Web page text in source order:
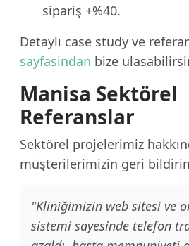
sipariş +%40.
Detaylı case study ve
sayfasindan bize
Manisa Sektörel
Referanslar
Sektörel projelerimiz
müşterilerimizin geri
"Kliniğimizin web sitesi ve
sistemi sayesinde telefon